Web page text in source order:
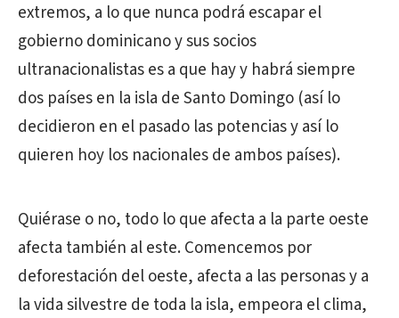
extremos, a lo que nunca podrá escapar el
gobierno dominicano y sus socios
ultranacionalistas es a que hay y habrá siempre
dos países en la isla de Santo Domingo (así lo
decidieron en el pasado las potencias y así lo
quieren hoy los nacionales de ambos países).
Quiérase o no, todo lo que afecta a la parte oeste
afecta también al este. Comencemos por
deforestación del oeste, afecta a las personas y a
la vida silvestre de toda la isla, empeora el clima,